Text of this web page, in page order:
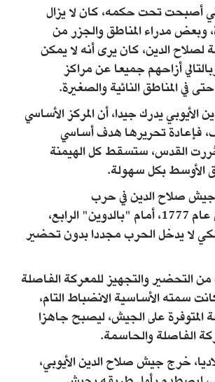
أصبحت تحت حكمه، كان لا يزال
وبعض مدراء المناطق والجزر من
لصلاح الدين، كان يرى أنه لا يمكن
أزاحهم جميعا عن مراكز
في المناطق النائية والصغيرة.
الأيوبي يدرك جيدا، أن المركز الأساسي
فإعادة تحريرها هدف أساسي
القدس، ستسقط كل الهيمنة
الأوسط بكل سهولة.
صلاح الدين في حرب
"مونتجيستراد" في عام 1777، أمام "بالدوين" الرابع،
لكي لا يدخل الحرب مجددا بدون تحضير
التحضير والتجهيز للمعركة الفاصلة
سمته الأساسية الانضباط التام،
على الجيش، ليصبح جاهزا
الفاصلة والحاسمة.
1887 ميلاديا، خرج جيش صلاح الدين الأيوبي،